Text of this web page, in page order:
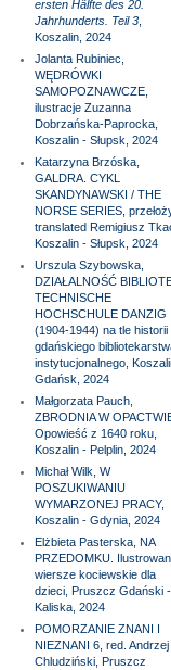
ersten Hälfte des 20.
Jahrhunderts. Teil 3,
Koszalin, 2024
Jolanta Rubiniec,
WĘDRÓWKI
SAMOPOZNAWCZE,
ilustracje Zuzanna
Dobrzańska-Paprocka,
Koszalin - Słupsk, 2024
Katarzyna Brzóska,
GALDRA. CYKL
SKANDYNAWSKI / THE
NORSE SERIES,
translated Remigiusz
Koszalin - Słupsk, 2024
Urszula Szybowska,
DZIAŁALNOŚĆ
TECHNISCHE
HOCHSCHULE DANZIG
(1904-1944) na tle historii
gdańskiego
instytucjonalnego,
Gdańsk, 2024
Małgorzata Pauch,
ZBRODNIA W
Opowieść z 1640 roku,
Koszalin - Pelplin, 2024
Michał Wilk, W
POSZUKIWANIU
WYMARZONEJ PRACY,
Koszalin - Gdynia, 2024
Elżbieta Pasterska, NA
PRZEDOMKU.
wiersze kociewskie dla
dzieci, Pruszcz Gdański -
Kaliska, 2024
POMORZANIE ZNANI I
NIEZNANI 6, red. Andrzej
Chludziński, Pruszcz